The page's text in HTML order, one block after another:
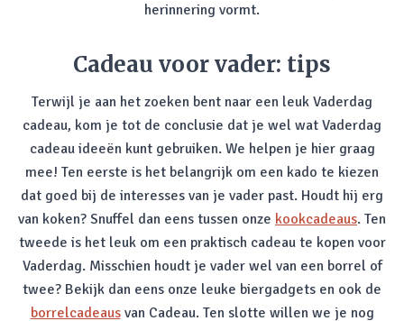
herinnering vormt.
Cadeau voor vader: tips
Terwijl je aan het zoeken bent naar een leuk Vaderdag
cadeau, kom je tot de conclusie dat je wel wat Vaderdag
cadeau ideeën kunt gebruiken. We helpen je hier graag
mee! Ten eerste is het belangrijk om een kado te kiezen
dat goed bij de interesses van je vader past. Houdt hij erg
van koken? Snuffel dan eens tussen onze kookcadeaus. Ten
tweede is het leuk om een praktisch cadeau te kopen voor
Vaderdag. Misschien houdt je vader wel van een borrel of
twee? Bekijk dan eens onze leuke biergadgets en ook de
borrelcadeausvan Cadeau. Ten slotte willen we je nog